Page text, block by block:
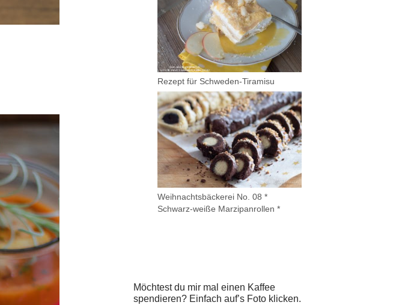
Rezept für Schweden-Tiramisu
Weihnachtsbäckerei No. 08 *
Schwarz-weiße Marzipanrollen *
Möchtest du mir mal einen Kaffee
spendieren? Einfach auf’s Foto klicken.